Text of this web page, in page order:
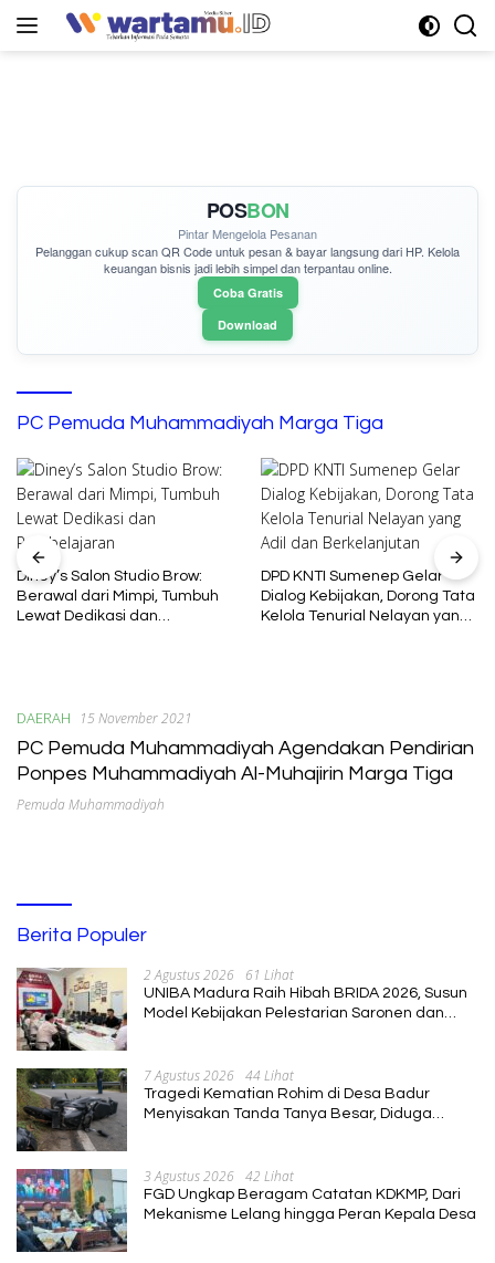
POSBON
Pintar Mengelola Pesanan
Pelanggan cukupscan QR Codeuntuk pesan & bayar langsung dari HP. Kelola
keuangan bisnis jadi lebih simpel dan terpantau online.
Coba Gratis
Download
PC Pemuda Muhammadiyah Marga Tiga
Diney’s Salon Studio Brow:
Berawal dari Mimpi, Tumbuh
Lewat Dedikasi dan
DPD KNTI Sumenep Gelar
Dialog Kebijakan, Dorong Tata
Kelola Tenurial Nelayan yang
DAERAH 15 November 2021
PC Pemuda Muhammadiyah Agendakan Pendirian
Ponpes Muhammadiyah Al-Muhajirin Marga Tiga
Pemuda Muhammadiyah
Berita Populer
2 Agustus 2026 61 Lihat
UNIBA Madura Raih Hibah BRIDA 2026, Susun
Model Kebijakan Pelestarian Saronen dan
7 Agustus 2026 44 Lihat
Tragedi Kematian Rohim di Desa Badur
Menyisakan Tanda Tanya Besar, Diduga
3 Agustus 2026 42 Lihat
FGD Ungkap Beragam Catatan KDKMP, Dari
Mekanisme Lelang hingga Peran Kepala Desa